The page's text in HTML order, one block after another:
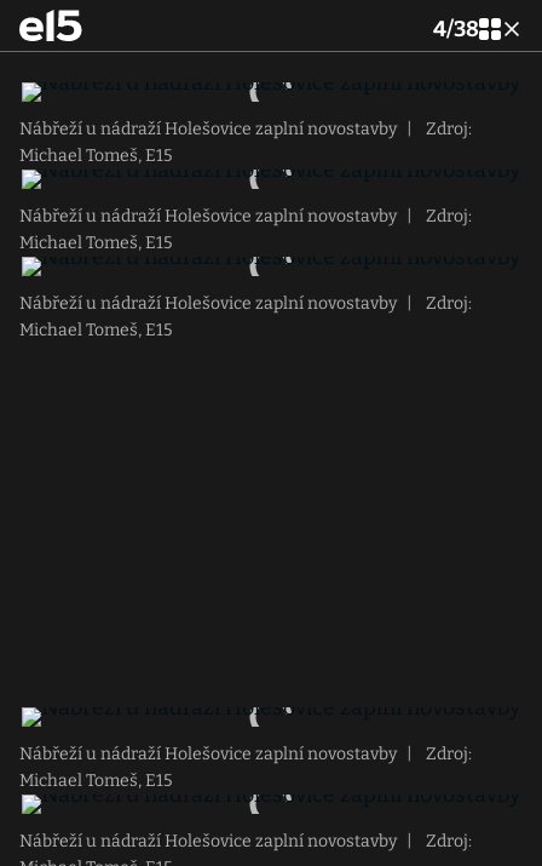
4/38
Nábřeží u nádraží Holešovice zaplní novostavby
Zdroj:
Michael Tomeš, E15
Nábřeží u nádraží Holešovice zaplní novostavby
Zdroj:
Michael Tomeš, E15
Nábřeží u nádraží Holešovice zaplní novostavby
Zdroj:
Michael Tomeš, E15
Nábřeží u nádraží Holešovice zaplní novostavby
Zdroj:
Michael Tomeš, E15
Nábřeží u nádraží Holešovice zaplní novostavby
Zdroj: